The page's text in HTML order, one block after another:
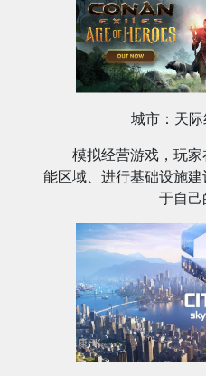
城市：天
模拟经营游戏，玩
能区域、进行基础设施
于自